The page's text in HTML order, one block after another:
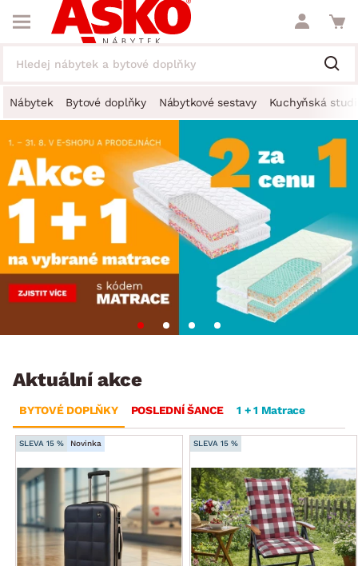
Nábytek Bytové doplňky Nábytkové sestavy Kuchyňská
Aktuální akce
BYTOVÉ DOPLŇKY POSLEDNÍ ŠANCE 1 + 1 Matrace
SLEVA 15 % Novinka SLEVA 15 %